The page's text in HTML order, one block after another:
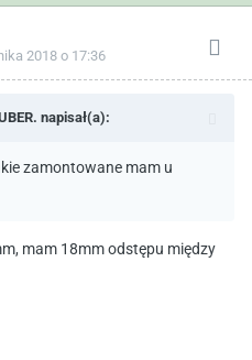
2018 o 17:36
napisał(a):
zamontowane mam u
mam 18mm odstępu między